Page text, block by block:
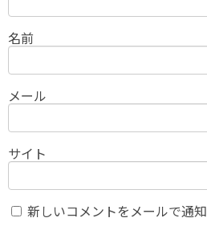
名前
メール
サイト
新しいコメントをメールで通知